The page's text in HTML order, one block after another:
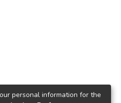
personal information for the